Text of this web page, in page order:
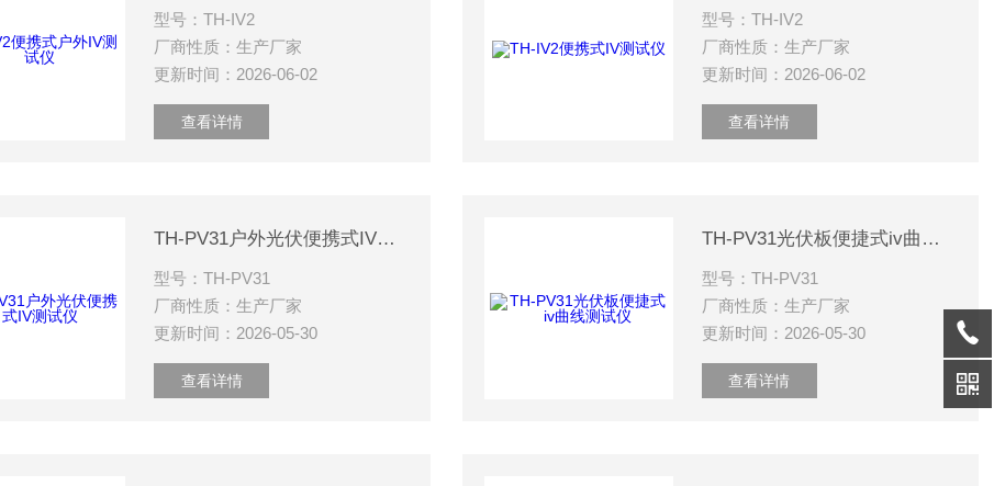
型号：TH-IV2
厂商性质：生产厂家
更新时间：2026-06-02
查看详情
型号：TH-IV2
厂商性质：生产厂家
更新时间：2026-06-02
查看详情
TH-PV31户外光伏便携式IV测试仪
型号：TH-PV31
厂商性质：生产厂家
更新时间：2026-05-30
查看详情
TH-PV31光伏板便捷式iv曲线测试仪
型号：TH-PV31
厂商性质：生产厂家
更新时间：2026-05-30
查看详情